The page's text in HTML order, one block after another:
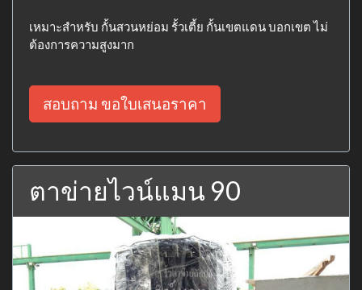
เหมาะสำหรับ กั้นสวนหย่อม รั้วเตี้ย กั้นเขตแดน บอกเขต ไม่
ต้องการความสูงมาก
สอบถาม ขอใบเสนอราคา
ตาข่ายไวน์แมน 90